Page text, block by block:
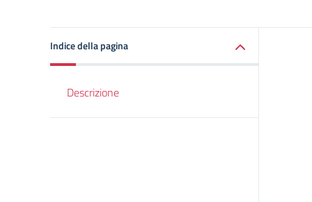
Indice della pagina
Descrizione